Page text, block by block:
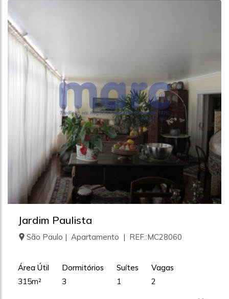
Jardim Paulista
São Paulo | Apartamento | REF.:MC28060
Área Útil
315m²
Dormitórios
3
Suítes
1
Vagas
2